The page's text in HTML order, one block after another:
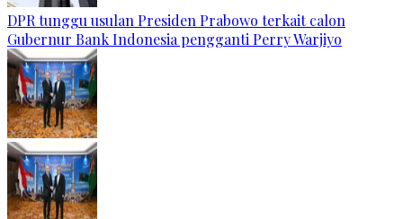
DPR tunggu usulan Presiden Prabowo terkait calon
Gubernur Bank Indonesia pengganti Perry Warjiyo